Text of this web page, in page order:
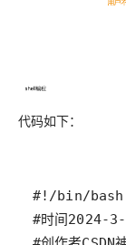
代码如下：